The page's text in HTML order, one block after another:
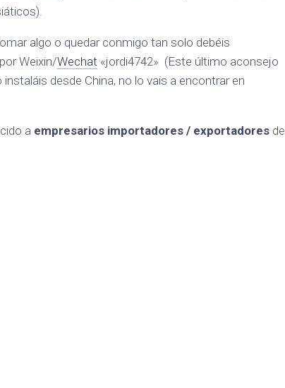
algo o quedar conmigo tan solo debéis
Weixin/Wechat «jordi4742» (Este último aconsejo
desde China, no lo vais a encontrar en
a empresarios importadores / exportadores de